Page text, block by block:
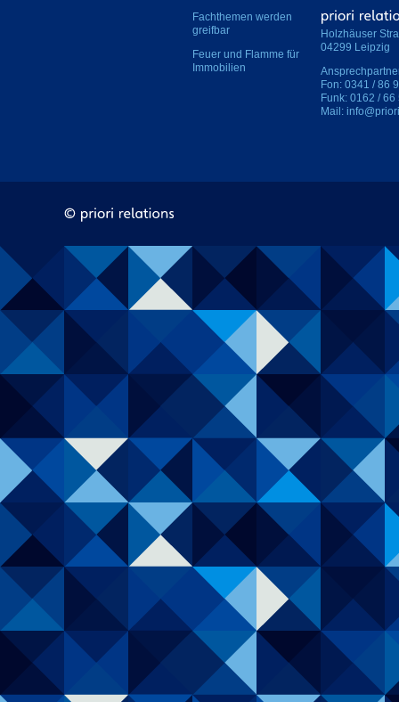
Fachthemen werden
greifbar
Feuer und Flamme für
Immobilien
Holzhäuser
04299 Leipzig
Fon: 0341 / 86
Funk: 0162 / 66
Mail: